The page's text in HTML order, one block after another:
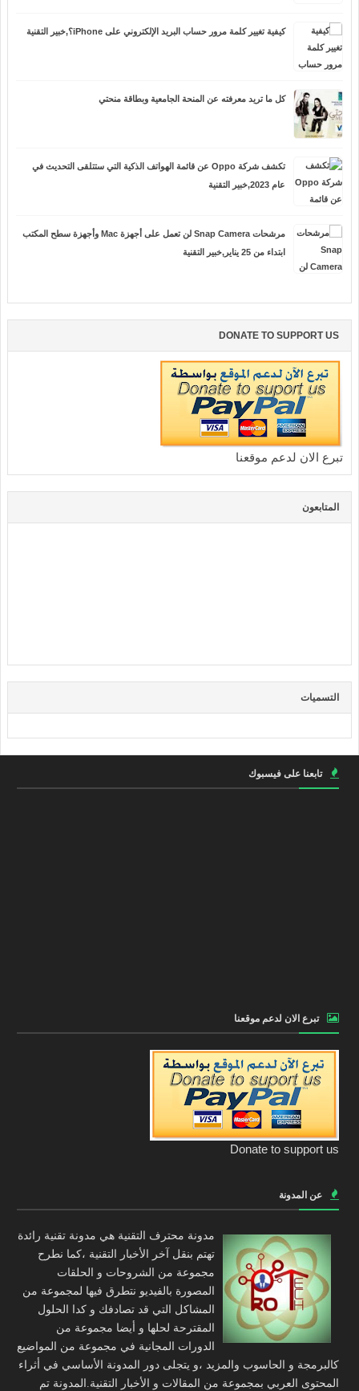
كيفية تغيير كلمة مرور حساب البريد الإلكتروني على iPhone؟,خبير التقنية
كل ما تريد معرفته عن المنحة الجامعية وبطاقة منحتي
تكشف شركة Oppo عن قائمة الهواتف الذكية التي ستتلقى التحديث في
عام 2023,خبير التقنية
مرشحات Snap Camera لن تعمل على أجهزة Mac وأجهزة سطح المكتب
ابتداء من 25 يناير,خبير التقنية
DONATE TO SUPPORT US
تبرع الان لدعم موقعنا
المتابعون
التسميات
تابعنا على فيسبوك
تبرع الان لدعم موقعنا
Donate to support us
عن المدونة
مدونة محترف التقنية هي مدونة تقنية رائدة
تهتم بنقل آخر الأخبار التقنية ،كما نطرح
مجموعة من الشروحات و الحلقات
المصورة بالفيديو نتطرق فيها لمجموعة من
المشاكل التي قد تصادفك و كدا الحلول
المقترحة لحلها و أيضا مجموعة من
الدورات المجانية في مجموعة من المواضيع
كالبرمجة و الحاسوب والمزيد ،و يتجلى دور المدونة الأساسي في أثراء
المحتوى العربي بمجموعة من المقالات و الأخبار التقنية.المدونة تم